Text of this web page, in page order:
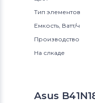
Тип элементов
Емкость, Ватт/ч
Производство
На слкаде
Asus